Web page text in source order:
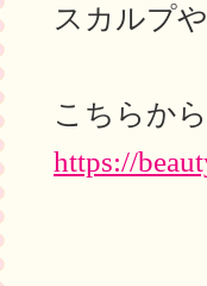
スカルプ
こちらか
https://